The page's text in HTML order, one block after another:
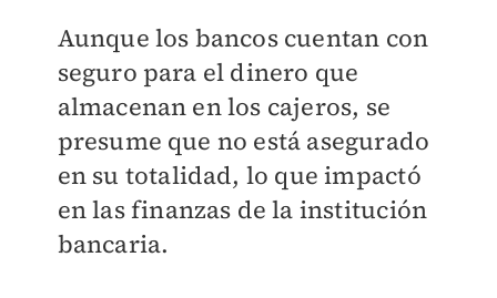
Aunque los bancos cuentan con
seguro para el dinero que
almacenan en los cajeros, se
presume que no está asegurado
en su totalidad, lo que impactó
en las finanzas de la institución
bancaria.